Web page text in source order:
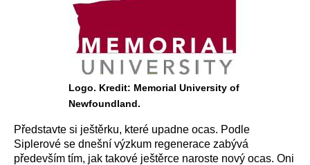
Logo. Kredit: Memorial University of
Newfoundland.
Představte si ještěrku, které upadne ocas. Podle
Siplerové se dnešní výzkum regenerace zabývá
především tím, jak takové ještěrce naroste nový ocas. Oni